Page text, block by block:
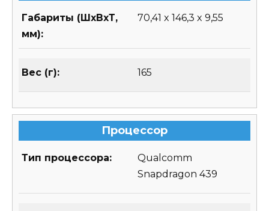
Габариты (ШхВхТ,
мм):
70,41 x 146,3 x 9,55
Вес (г): 165
Процессор
Тип процессора:
Qualcomm
Snapdragon 439